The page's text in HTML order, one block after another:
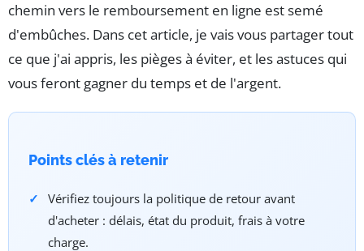
chemin vers le remboursement en ligne est semé
d'embûches. Dans cet article, je vais vous partager tout
ce que j'ai appris, les pièges à éviter, et les astuces qui
vous feront gagner du temps et de l'argent.
Points clés à retenir
Vérifiez toujours la politique de retour avant
d'acheter : délais, état du produit, frais à votre
charge.